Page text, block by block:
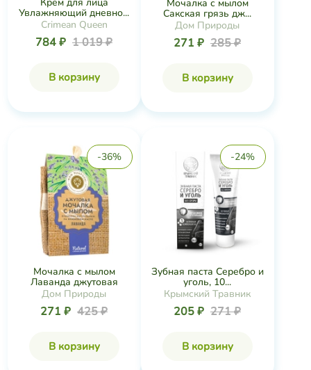
Увлажняющий дневно...
Crimean Queen
784 ₽ 1 019 ₽
В корзину
Мочалка с мылом
Сакская грязь дж...
Дом Природы
271 ₽ 285 ₽
В корзину
-36%
Мочалка с мылом
Лаванда джутовая
Дом Природы
271 ₽ 425 ₽
В корзину
-24%
Зубная паста Серебро и
уголь, 10...
Крымский Травник
205 ₽ 271 ₽
В корзину